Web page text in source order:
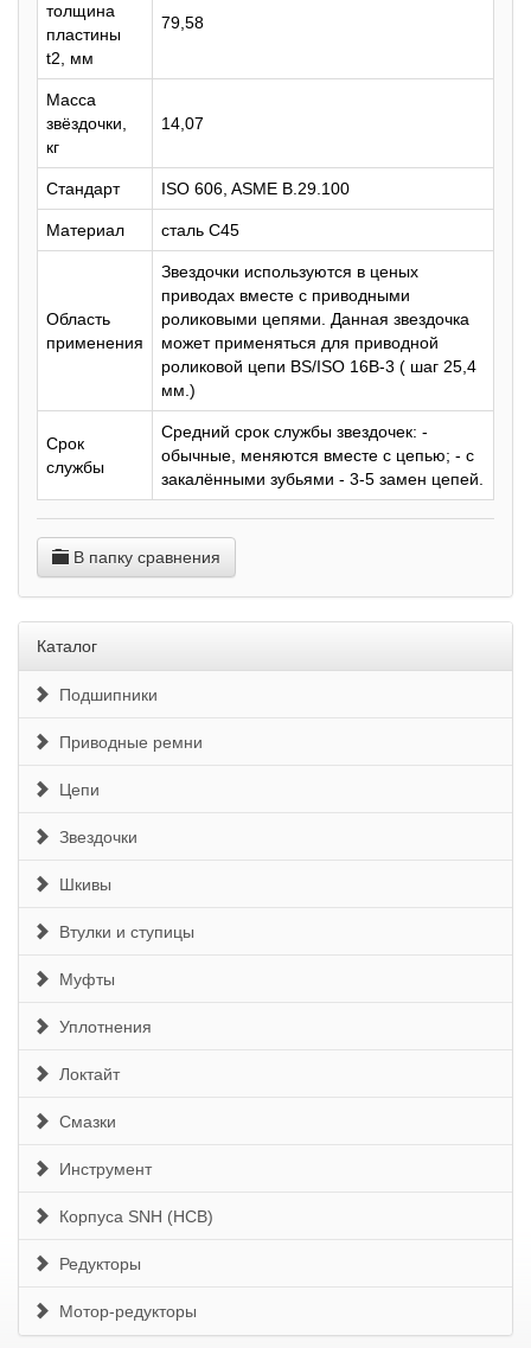
толщина
пластины
t2, мм
79,58
Масса
звёздочки,
кг
14,07
Стандарт ISO 606, ASME B.29.100
Материал сталь C45
Область
применения
Звездочки используются в ценых
приводах вместе с приводными
роликовыми цепями. Данная звездочка
может применяться для приводной
роликовой цепи BS/ISO 16B-3 ( шаг 25,4
мм.)
Срок
службы
Средний срок службы звездочек: -
обычные, меняются вместе с цепью; - с
закалёнными зубьями - 3-5 замен цепей.
В папку сравнения
Каталог
Подшипники
Приводные ремни
Цепи
Звездочки
Шкивы
Втулки и ступицы
Муфты
Уплотнения
Локтайт
Смазки
Инструмент
Корпуса SNH (HCB)
Редукторы
Мотор-редукторы